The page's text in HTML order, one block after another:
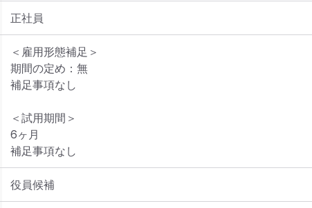
正社員
＜雇用形態補足＞
期間の定め：無
補足事項なし
＜試用期間＞
6ヶ月
補足事項なし
役員候補